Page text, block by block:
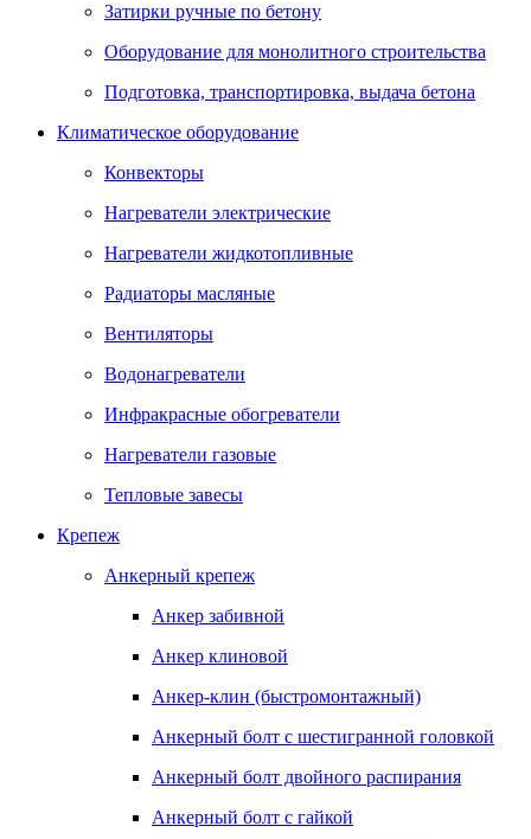
Затирки ручные по бетону
Оборудование для монолитного строительства
Подготовка, транспортировка, выдача бетона
Климатическое оборудование
Конвекторы
Нагреватели электрические
Нагреватели жидкотопливные
Радиаторы масляные
Вентиляторы
Водонагреватели
Инфракрасные обогреватели
Нагреватели газовые
Тепловые завесы
Крепеж
Анкерный крепеж
Анкер забивной
Анкер клиновой
Анкер-клин (быстромонтажный)
Анкерный болт с шестигранной головкой
Анкерный болт двойного распирания
Анкерный болт с гайкой